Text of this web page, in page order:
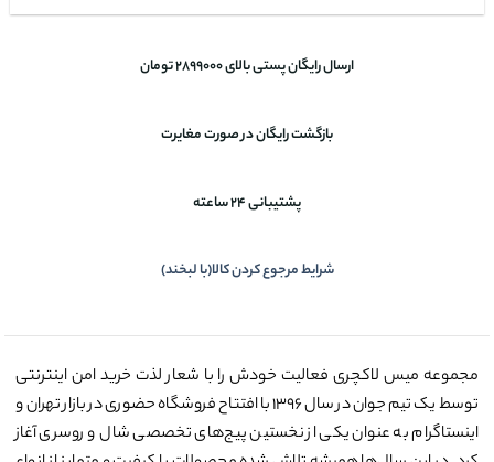
ارسال رایگان پستی بالای 2899000 تومان
بازگشت رایگان در صورت مغایرت
پشتیبانی 24 ساعته
شرایط مرجوع کردن کالا(با لبخند)
مجموعه میس لاکچری فعالیت خودش را با شعار لذت خرید امن اینترنتی
توسط یک تیم جوان در سال ۱۳۹۶ با افتتاح فروشگاه حضوری در بازار تهران و
اینستاگرام به عنوان یکی از نخستین پیج‌های تخصصی شال و روسری آغاز